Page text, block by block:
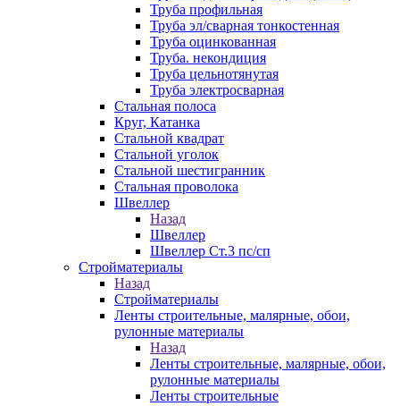
Труба профильная
Труба эл/сварная тонкостенная
Труба оцинкованная
Труба. некондиция
Труба цельнотянутая
Труба электросварная
Стальная полоса
Круг, Катанка
Стальной квадрат
Стальной уголок
Стальной шестигранник
Стальная проволока
Швеллер
Назад
Швеллер
Швеллер Ст.3 пс/сп
Стройматериалы
Назад
Стройматериалы
Ленты строительные, малярные, обои,
рулонные материалы
Назад
Ленты строительные, малярные, обои,
рулонные материалы
Ленты строительные